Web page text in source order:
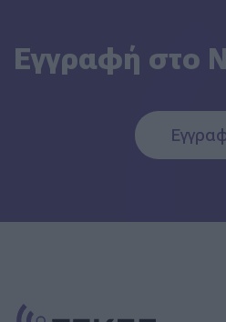
Εγγραφή στο